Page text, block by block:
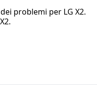
problemi per LG X2.